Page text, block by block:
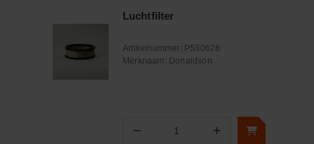
Luchtfilter
Artikelnummer: P530628
Merknaam: Donaldson
− Aantal +